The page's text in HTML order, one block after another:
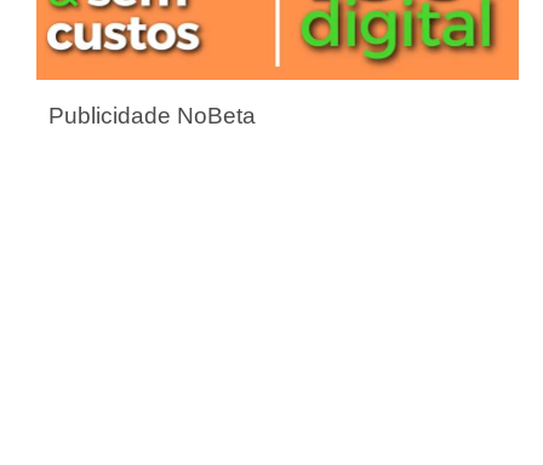
Publicidade NoBeta